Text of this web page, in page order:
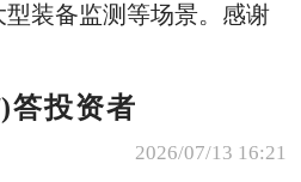
装备监测等场景。感谢
答投资者
2026/07/13 16:21